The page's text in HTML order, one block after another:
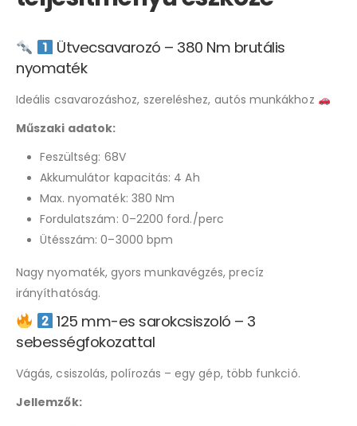
Ütvecsavarozó – 380 Nm brutális
nyomaték
Ideális csavarozáshoz, szereléshez, autós munkákhoz
Műszaki adatok:
Feszültség: 68V
Akkumulátor kapacitás: 4 Ah
Max. nyomaték: 380 Nm
Fordulatszám: 0–2200 ford./perc
Ütésszám: 0–3000 bpm
Nagy nyomaték, gyors munkavégzés, precíz
irányíthatóság.
125 mm-es sarokcsiszoló – 3
sebességfokozattal
Vágás, csiszolás, polírozás – egy gép, több funkció.
Jellemzők: